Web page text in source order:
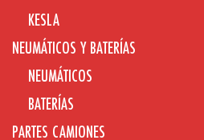
KESLA
NEUMÁTICOS Y BATERÍAS
NEUMÁTICOS
BATERÍAS
PARTES CAMIONES